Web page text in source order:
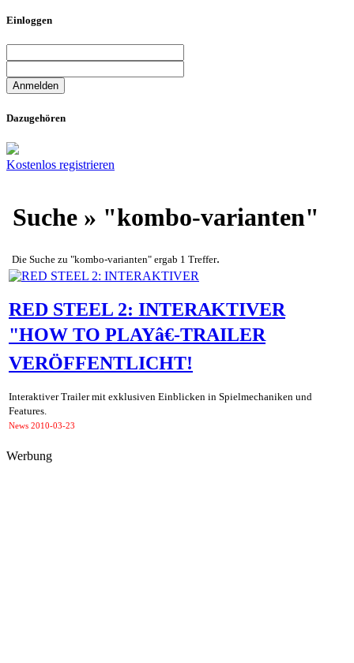
Einloggen
Dazugehören
Kostenlos registrieren
Suche » "kombo-varianten"
Die Suche zu "kombo-varianten" ergab 1 Treffer.
RED STEEL 2: INTERAKTIVER
"HOW TO PLAYâ€-TRAILER
VERÖFFENTLICHT!
Interaktiver Trailer mit exklusiven Einblicken in Spielmechaniken und
Features.
News 2010-03-23
Werbung